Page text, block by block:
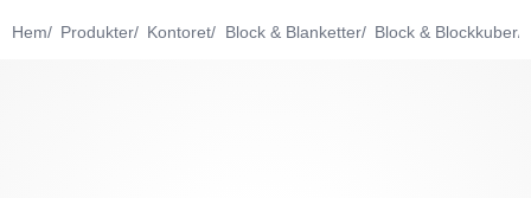
Hem Produkter Kontoret Block & Blanketter Block & Blockkuber